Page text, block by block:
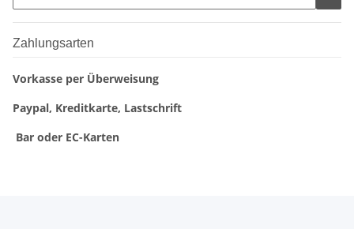
Zahlungsarten
Vorkasse per Überweisung
Paypal, Kreditkarte, Lastschrift
Bar oder EC-Karten